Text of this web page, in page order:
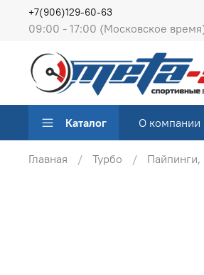
09:00 - 17:00 (Московское
+7(906)129-60-63
Каталог О компании
Главная Турбо